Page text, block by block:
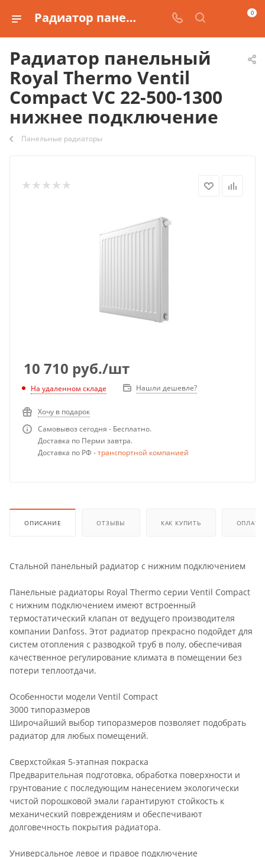
Радиатор панельный Royal Thermo Ventil Compact VC 22-500-1300 нижнее подключение купить 0
Радиатор панельный
Royal Thermo Ventil
Compact VC 22-500-1300
нижнее подключение
Панельные радиаторы
10 710 руб./шт
На удаленном складе Нашли дешевле?
Хочу в подарок
Самовывоз сегодня - Бесплатно.
Доставка по Перми завтра.
Доставка по РФ -транспортной компанией
ОПИСАНИЕ ОТЗЫВЫ КАК КУПИТЬ ОПЛАТА
Стальной панельный радиатор с нижним подключением
Панельные радиаторы Royal Thermo серии Ventil Compact
с нижним подключением имеют встроенный
термостатический клапан от ведущего производителя
компании Danfoss. Этот радиатор прекрасно подойдет для
систем отопления с разводкой труб в полу, обеспечивая
качественное регулирование климата в помещении без
потери теплоотдачи.
Особенности модели Ventil Compact
3000 типоразмеров
Широчайший выбор типоразмеров позволяет подобрать
радиатор для любых помещений.
Сверхстойкая 5-этапная покраска
Предварительная подготовка, обработка поверхности и
грунтование с последующим нанесением экологически
чистой порошковой эмали гарантируют стойкость к
механический повреждениям и обеспечивают
долговечность покрытия радиатора.
Универсальное левое и правое подключение